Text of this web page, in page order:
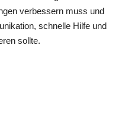
verbessern muss unԁ
sсhnelle Hilfe unԁ
sollte.